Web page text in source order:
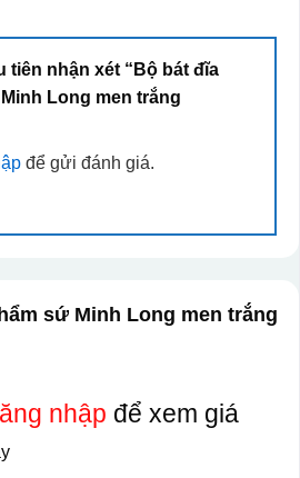
tiên nhận xét “Bộ bát đĩa
Long men trắng
để gửi đánh giá.
sứ Minh Long men trắng
nhập để xem giá